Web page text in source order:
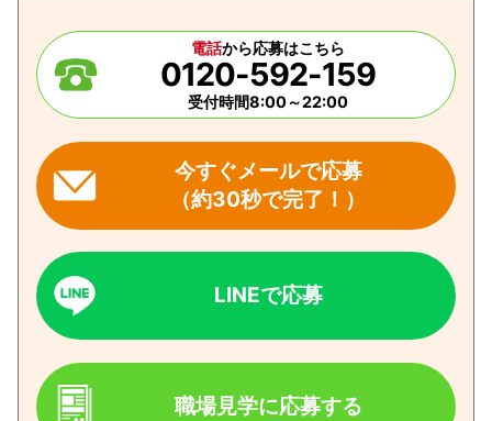
電話から応募はこちら
0120-592-159
受付時間8:00～22:00
今すぐメールで応募
（約30秒で完了！）
LINEで応募
職場見学に応募する